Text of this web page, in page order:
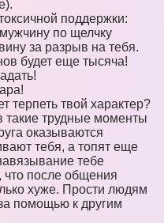
поддержки:
по щелчку
за разрыв на тебя.
будет еще тысяча!
терпеть твой характер?
такие трудные моменты
оказываются
тебя, а топят еще
тебе
что после общения
хуже. Прости людям
помощью к другим